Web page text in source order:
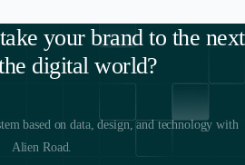
your brand to the next
digital world?
based on data, design, and technology with
Alien Road.